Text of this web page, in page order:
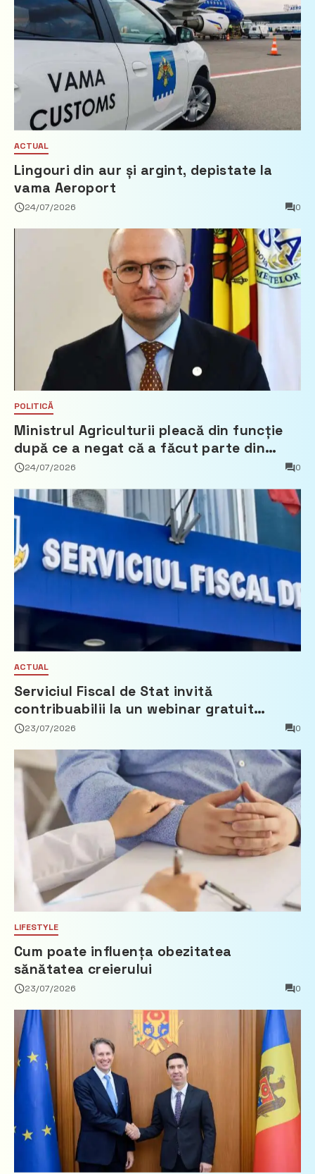
ACTUAL
Lingouri din aur și argint, depistate la
vama Aeroport
24/07/2026 0
POLITICĂ
Ministrul Agriculturii pleacă din funcție
după ce a negat că a făcut parte din
Partidul Democrat
24/07/2026 0
ACTUAL
Serviciul Fiscal de Stat invită
contribuabilii la un webinar gratuit
privind calculul impozitului pe bunurile
23/07/2026 0
LIFESTYLE
Cum poate influența obezitatea
sănătatea creierului
23/07/2026 0